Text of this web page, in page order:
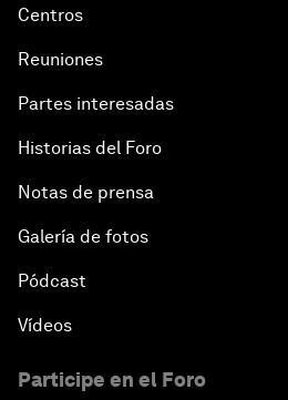
Centros
Reuniones
Partes interesadas
Historias del Foro
Notas de prensa
Galería de fotos
Pódcast
Vídeos
Participe en el Foro